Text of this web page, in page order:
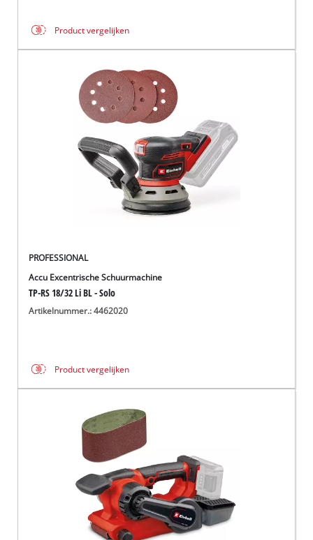
Product vergelijken
PROFESSIONAL
Accu Excentrische Schuurmachine
TP-RS 18/32 Li BL - Solo
Artikelnummer.: 4462020
Product vergelijken